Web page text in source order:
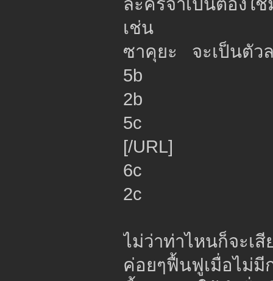
เช่น
ซาคุยะ จะเป็นตัว
5b
2b
5c
[/URL]
6c
2c
ไม่ว่าท่าไหนก็จะเ
ค่อยๆฟื้นฟูเมื่อไม่มี